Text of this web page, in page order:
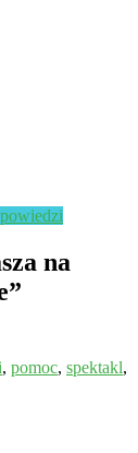
na
, pomoc, spektakl,